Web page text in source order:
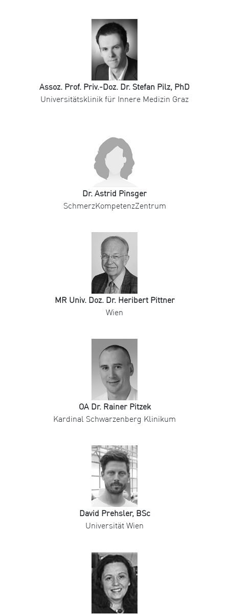
Assoz. Prof. Priv.-Doz. Dr. Stefan Pilz, PhD
Universitätsklinik für Innere Medizin Graz
Dr. Astrid Pinsger
SchmerzKompetenzZentrum
MR Univ. Doz. Dr. Heribert Pittner
Wien
OA Dr. Rainer Pitzek
Kardinal Schwarzenberg Klinikum
David Prehsler, BSc
Universität Wien